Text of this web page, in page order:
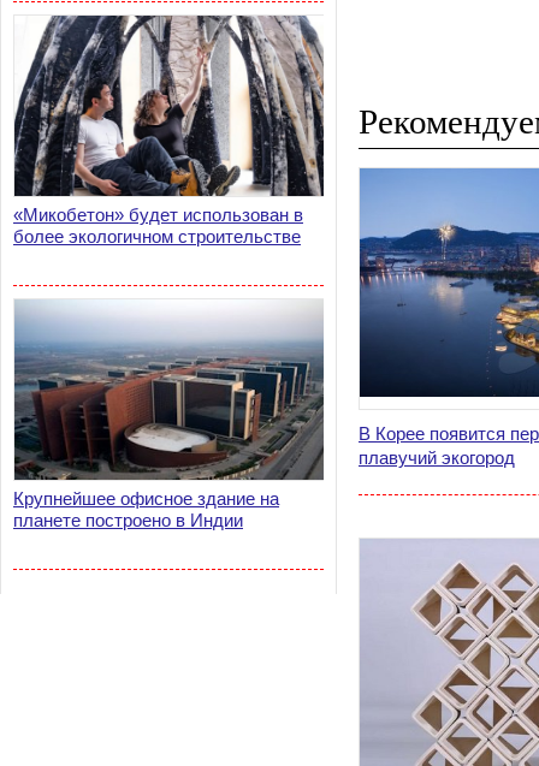
«Микобетон» будет использован в
более экологичном строительстве
Крупнейшее офисное здание на
планете построено в Индии
В Корее появится
плавучий экогород